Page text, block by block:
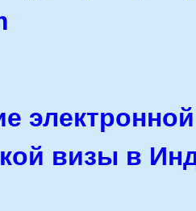
электронной
визы в